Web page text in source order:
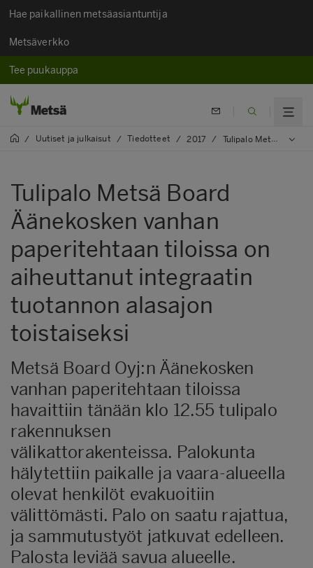
Hae paikallinen metsäasiantuntija
Metsäverkko
Tee puukauppa
/ Uutiset ja julkaisut / Tiedotteet / 2017 / Tulipalo Metsä Board Äänekosken vanhan paperitehtaan tiloissa on aiheuttanut integraatin tuotannon alasajon toistaiseksi
Tulipalo Metsä Board
Äänekosken vanhan
paperitehtaan tiloissa on
aiheuttanut integraatin
tuotannon alasajon
toistaiseksi
Metsä Board Oyj:n Äänekosken
vanhan paperitehtaan tiloissa
havaittiin tänään klo 12.55 tulipalo
rakennuksen
välikattorakenteissa. Palokunta
hälytettiin paikalle ja vaara-alueella
olevat henkilöt evakuoitiin
välittömästi. Palo on saatu rajattua,
ja sammutustyöt jatkuvat edelleen.
Palosta leviää savua alueelle.